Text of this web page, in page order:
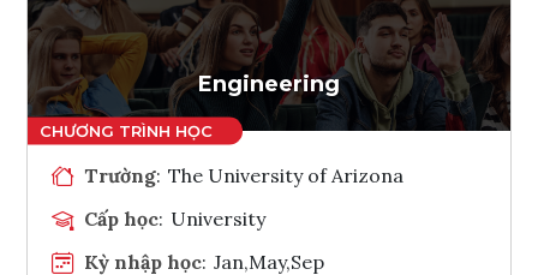
Tham vấn Interlink
Engineering
Trường: The University of Arizona
Cấp học: University
Kỳ nhập học: Jan,May,Sep